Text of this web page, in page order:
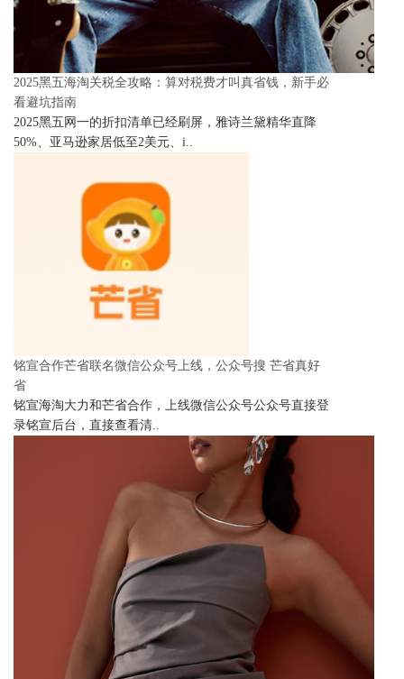
2025黑五海淘关税全攻略：算对税费才叫真省钱，新手必
看避坑指南
2025黑五网一的折扣清单已经刷屏，雅诗兰黛精华直降
50%、亚马逊家居低至2美元、i..
铭宣合作芒省联名微信公众号上线，公众号搜 芒省真好
省
铭宣海淘大力和芒省合作，上线微信公众号公众号直接登
录铭宣后台，直接查看清..